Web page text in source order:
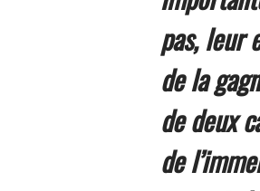
pas, leur
de la
de deux
de